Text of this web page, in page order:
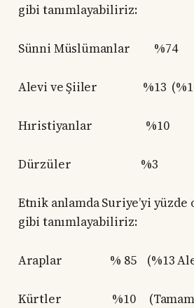
gibi tanımlayabiliriz:
Sünni Müslümanlar %74
Alevi ve Şiiler %13 (%10
Hıristiyanlar %10
Dürzüler %3
Etnik anlamda Suriye’yi yüzde
gibi tanımlayabiliriz:
Araplar % 85 (%13 Alevi
Kürtler %10 (Tamamına